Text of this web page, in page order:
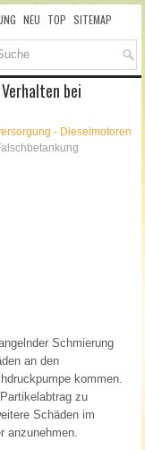
NEU TOP SITEMAP
bei
- Dieselmotoren
Schmierung
an den
kommen.
zu
Schäden im
anzunehmen.